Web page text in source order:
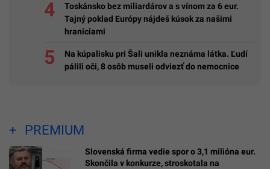
Toskánsko bez miliardárov a s vínom za 6 eur.
Tajný poklad Európy nájdeš kúsok za našimi
hraniciami
Na kúpalisku pri Šali unikla neznáma látka. Ľudí
pálili oči, 8 osôb museli odviezť do nemocnice
PREMIUM
Slovenská firma vedie spor o 3,1 milióna eur.
Skončila v konkurze, stroskotala na